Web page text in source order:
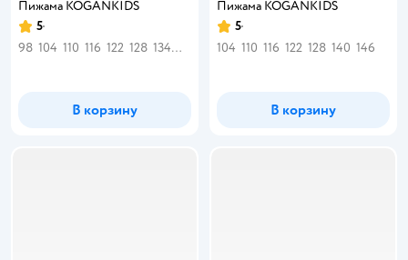
Пижама KOGANKIDS
Рейтинг:
5
98 104 110 116 122 128 134 140
В корзину
Пижама KOGANKIDS
Рейтинг:
5
104 110 116 122 128 140 146
В корзину